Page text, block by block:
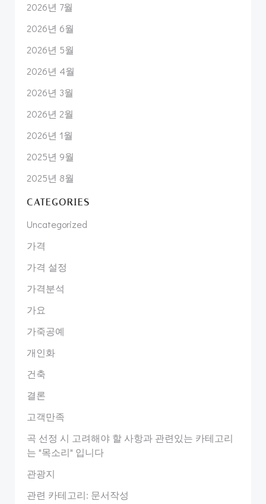
2026년 7월
2026년 6월
2026년 5월
2026년 4월
2026년 3월
2026년 2월
2026년 1월
2025년 9월
2025년 8월
CATEGORIES
Uncategorized
가격
가격 설정
가격분석
가요
가죽공예
개인화
건축
결론
고객만족
곡 선정 시 고려해야 할 사항과 관련있는 카테고리
는 "목소리" 입니다
관광지
관련 카테고리: 문서작성